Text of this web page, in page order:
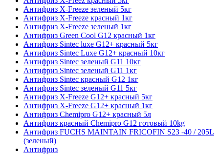
Антифриз X-Freeze зеленый 5кг
Антифриз X-Freeze красный 1кг
Антифриз X-Freeze зеленый 1кг
Антифриз Green Cool G12 красный 1кг
Антифриз Sintec luxe G12+ красный 5кг
Антифриз Sintec Luxe G12+ красный 10кг
Антифриз Sintec зеленый G11 10кг
Антифриз Sintec зеленый G11 1кг
Антифриз Sintec красный G12 1кг
Антифриз Sintec зеленый G11 5кг
Антифриз X-Freeze G12+ красный 5кг
Антифриз X-Freeze G12+ красный 1кг
Антифриз Chemipro G12+ красный 5л
Антифриз красный Chemipro G12 готовый 10kg
Антифриз FUCHS MAINTAIN FRICOFIN S23 -40 / 205L
(зеленый)
Антифриз